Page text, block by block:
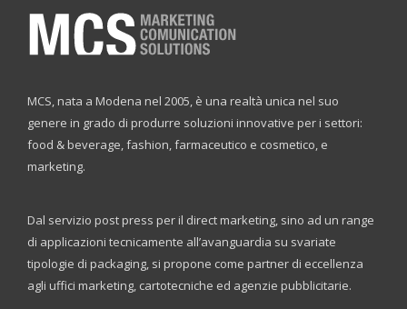
MCS, nata a Modena nel 2005, è una realtà unica nel suo
genere in grado di produrre soluzioni innovative per i settori:
food & beverage, fashion, farmaceutico e cosmetico, e
marketing.
Dal servizio post press per il direct marketing, sino ad un range
di applicazioni tecnicamente all’avanguardia su svariate
tipologie di packaging, si propone come partner di eccellenza
agli uffici marketing, cartotecniche ed agenzie pubblicitarie.